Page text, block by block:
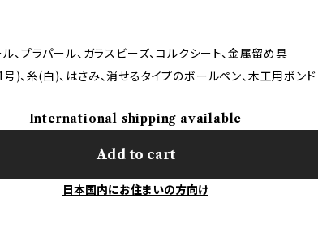
プラパール、ガラスビーズ、コルクシート、金属留め具
)、糸(白)、はさみ、消せるタイプのボールペン、木工用ボンド
International shipping available
Add to cart
日本国内にお住まいの方向け